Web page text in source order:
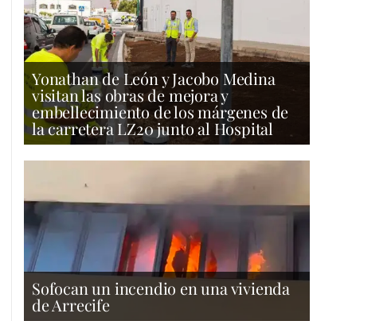
Yonathan de León y Jacobo Medina
visitan las obras de mejora y
embellecimiento de los márgenes de
la carretera LZ20 junto al Hospital
Sofocan un incendio en una vivienda
de Arrecife